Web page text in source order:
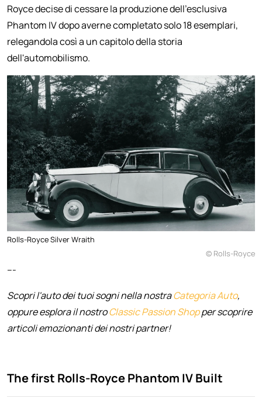
Royce decise di cessare la produzione dell'esclusiva
Phantom IV dopo averne completato solo 18 esemplari,
relegandola così a un capitolo della storia
dell'automobilismo.
Rolls-Royce Silver Wraith
© Rolls-Royce
---
Scopri l'auto dei tuoi sogni nella nostraCategoria Auto,
oppure esplora il nostroClassic Passion Shopper scoprire
articoli emozionanti dei nostri partner!
The first Rolls-Royce Phantom IV Built